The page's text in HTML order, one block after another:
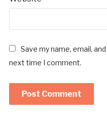
Save my name, email,
next time I comment.